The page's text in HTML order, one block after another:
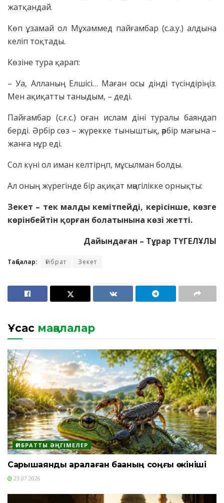
жатқандай.
Көп ұзамай ол Мұхаммед пайғамбар (с.а.у.) алдына
келіп тоқтады.
Көзіне тура қарап:
– Уа, Алланың Елшісі… Маған осы дінді түсіндіріңіз.
Мен ақиқатты таныдым, – деді.
Пайғамбар (с.ғ.с.) оған ислам діні туралы баяндап
берді. Әрбір сөз – жүрекке тыныштық, әрбір мағына –
жанға нұр еді.
Сол күні ол иман келтірңп, мұсылман болды.
Ал оның жүрегінде бір ақиқат мәңгілікке орнықты:
Зекет – тек малды кемітпейді, керісінше, көзге
көрінбейтін қорған болатынына көзі жетті.
Дайындаған – Тұрар ТҮГЕЛҰЛЫ
Таңбалар: Ғибрат Зекет
Ұқсас мақалалар
ҒИБРАТТЫ ӘҢГІМЕЛЕР
Сарышаянды арқалаған бақаның соңғы өкініші
23.07.2026